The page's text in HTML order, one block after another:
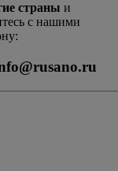
страны и
с нашими